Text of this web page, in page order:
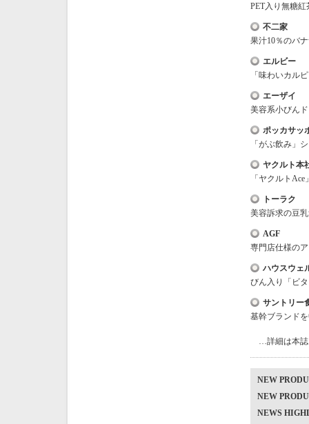
PET入り無糖
不二家
果汁10％のバ
エルビー
「味わいカル
エーザイ
美容系小びん
ポッカサッ
「がぶ飲み」
ヤクルト本
「ヤクルト
トーラク
美容訴求の豆
AGF
専門店仕様の
ハウスウェ
びん入り「ビ
サントリー
基幹ブランド
…詳細は本誌
NEW
NEW
NEWS